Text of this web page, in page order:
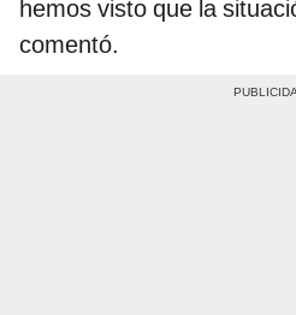
hemos visto que la
comentó.